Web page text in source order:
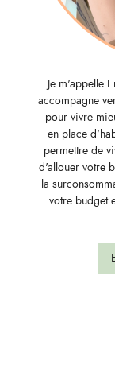
Je m'appelle
accompagne
pour vivre
en place
permettre de
d'allouer votre
la
votre budget